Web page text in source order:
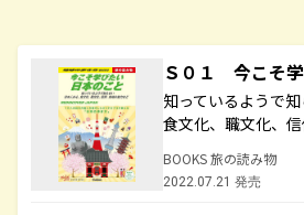
Ｓ０１ 今こそ
知っているようで
食文化、職文化、
BOOKS 旅の読み物
2022.07.21 発売